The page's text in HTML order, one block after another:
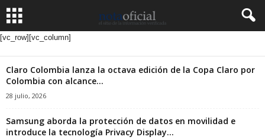
[vc_row][vc_column]
Claro Colombia lanza la octava edición de la Copa Claro por
Colombia con alcance...
28 julio, 2026
Samsung aborda la protección de datos en movilidad e
introduce la tecnología Privacy Display...